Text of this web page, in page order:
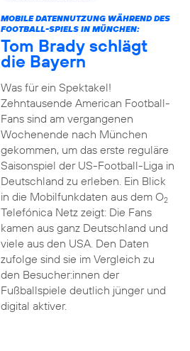
MOBILE DATENNUTZUNG WÄHREND DES
FOOTBALL-SPIELS IN MÜNCHEN:
Tom Brady schlägt
die Bayern
Was für ein Spektakel!
Zehntausende American Football-
Fans sind am vergangenen
Wochenende nach München
gekommen, um das erste reguläre
Saisonspiel der US-Football-Liga in
Deutschland zu erleben. Ein Blick
in die Mobilfunkdaten aus dem O2
Telefónica Netz zeigt: Die Fans
kamen aus ganz Deutschland und
viele aus den USA. Den Daten
zufolge sind sie im Vergleich zu
den Besucher:innen der
Fußballspiele deutlich jünger und
digital aktiver.